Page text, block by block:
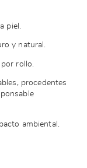
piel.
y natural.
rollo.
procedentes
ambiental.